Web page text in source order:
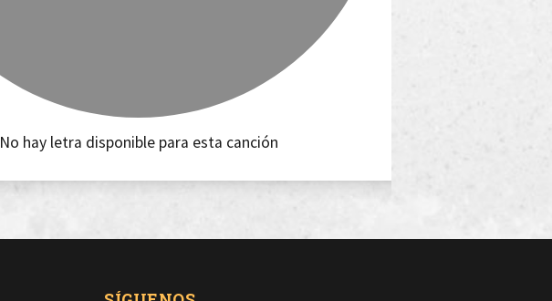
No hay letra disponible para esta canción